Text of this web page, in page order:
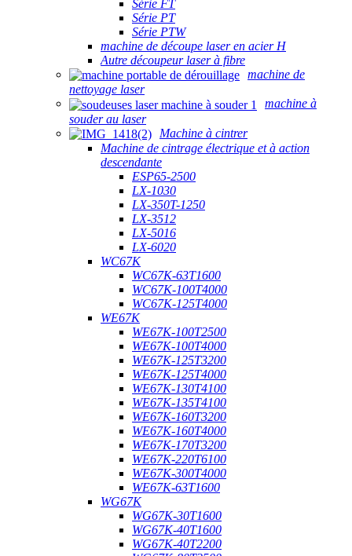
Série FT
Série PT
Série PTW
machine de découpe laser en acier H
Autre découpeur laser à fibre
machine de
nettoyage laser
machine à
souder au laser
Machine à cintrer
Machine de cintrage électrique et à action
descendante
ESP65-2500
LX-1030
LX-350T-1250
LX-3512
LX-5016
LX-6020
WC67K
WC67K-63T1600
WC67K-100T4000
WC67K-125T4000
WE67K
WE67K-100T2500
WE67K-100T4000
WE67K-125T3200
WE67K-125T4000
WE67K-130T4100
WE67K-135T4100
WE67K-160T3200
WE67K-160T4000
WE67K-170T3200
WE67K-220T6100
WE67K-300T4000
WE67K-63T1600
WG67K
WG67K-30T1600
WG67K-40T1600
WG67K-40T2200